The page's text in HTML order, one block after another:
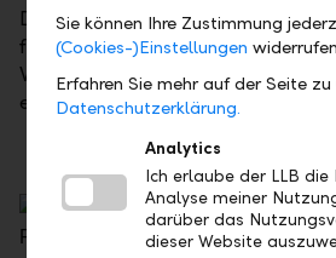
Die Partnerschaft mit der
fortgeführt. Zudem unterstützt die
Weihnachtssternaktion – mit
ein erfolgreiches
Sie können Ihre Zustimmung
(Cookies-)Einstellungen
Erfahren Sie mehr auf der Seite zu
Datenschutzerklärung.
Analytics
Ich erlaube der LLB die
Analyse meiner
darüber das
dieser Website